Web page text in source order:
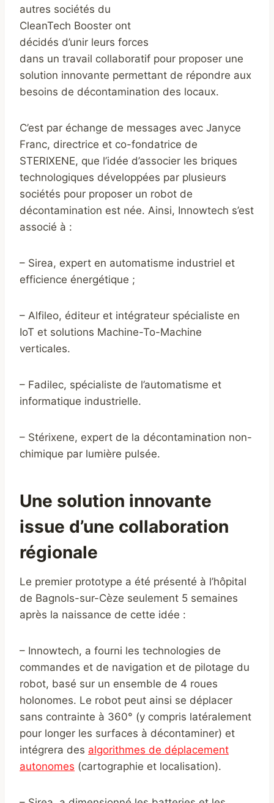
autres sociétés du
CleanTech Booster ont
décidés d’unir leurs forces
dans un travail collaboratif pour proposer une
solution innovante permettant de répondre aux
besoins de décontamination des locaux.
C’est par échange de messages avec Janyce
Franc, directrice et co-fondatrice de
STERIXENE, que l’idée d’associer les briques
technologiques développées par plusieurs
sociétés pour proposer un robot de
décontamination est née. Ainsi, Innowtech s’est
associé à :
– Sirea, expert en automatisme industriel et
efficience énergétique ;
– Alfileo, éditeur et intégrateur spécialiste en
IoT et solutions Machine-To-Machine
verticales.
– Fadilec, spécialiste de l’automatisme et
informatique industrielle.
– Stérixene, expert de la décontamination non-
chimique par lumière pulsée.
Une solution innovante
issue d’une collaboration
régionale
Le premier prototype a été présenté à l’hôpital
de Bagnols-sur-Cèze seulement 5 semaines
après la naissance de cette idée :
– Innowtech, a fourni les technologies de
commandes et de navigation et de pilotage du
robot, basé sur un ensemble de 4 roues
holonomes. Le robot peut ainsi se déplacer
sans contrainte à 360° (y compris latéralement
pour longer les surfaces à décontaminer) et
intégrera des algorithmes de déplacement
autonomes (cartographie et localisation).